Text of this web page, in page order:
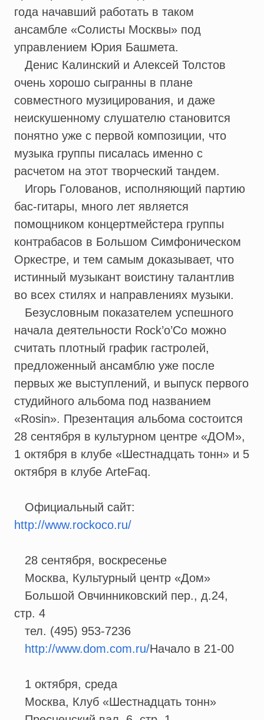
года начавший работать в таком
ансамбле «Солисты Москвы» под
управлением Юрия Башмета.
Денис Калинский и Алексей Толстов
очень хорошо сыгранны в плане
совместного музицирования, и даже
неискушенному слушателю становится
понятно уже с первой композиции, что
музыка группы писалась именно с
расчетом на этот творческий тандем.
Игорь Голованов, исполняющий партию
бас-гитары, много лет является
помощником концертмейстера группы
контрабасов в Большом Симфоническом
Оркестре, и тем самым доказывает, что
истинный музыкант воистину талантлив
во всех стилях и направлениях музыки.
Безусловным показателем успешного
начала деятельности Rock’o’Co можно
считать плотный график гастролей,
предложенный ансамблю уже после
первых же выступлений, и выпуск первого
студийного альбома под названием
«Rosin». Презентация альбома состоится
28 сентября в культурном центре «ДОМ»,
1 октября в клубе «Шестнадцать тонн» и 5
октября в клубе ArteFaq.
Официальный сайт:
http://www.rockoco.ru/
28 сентября, воскресенье
Москва, Культурный центр «Дом»
Большой Овчинниковский пер., д.24,
стр. 4
тел. (495) 953-7236
http://www.dom.com.ru/Начало в 21-00
1 октября, среда
Москва, Клуб «Шестнадцать тонн»